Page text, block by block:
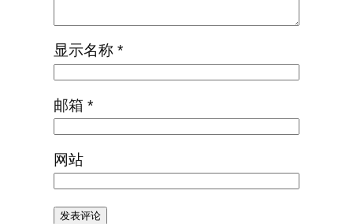
显示名称 *
邮箱 *
网站